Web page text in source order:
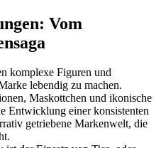
Vom
komplexe Figuren und
lebendig zu machen.
Maskottchen und ikonische
Entwicklung einer konsistenten
getriebene Markenwelt, die